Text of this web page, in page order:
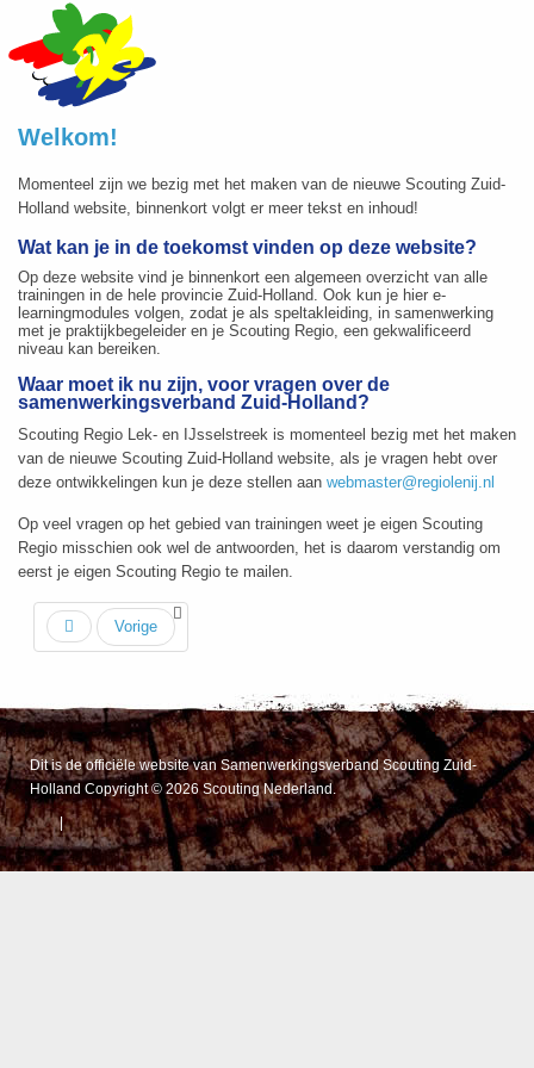
Welkom!
Momenteel zijn we bezig met het maken van de nieuwe Scouting Zuid-
Holland website, binnenkort volgt er meer tekst en inhoud!
Wat kan je in de toekomst vinden op deze website?
Op deze website vind je binnenkort een algemeen overzicht van alle
trainingen in de hele provincie Zuid-Holland. Ook kun je hier e-
learningmodules volgen, zodat je als speltakleiding, in samenwerking
met je praktijkbegeleider en je Scouting Regio, een gekwalificeerd
niveau kan bereiken.
Waar moet ik nu zijn, voor vragen over de
samenwerkingsverband Zuid-Holland?
Scouting Regio Lek- en IJsselstreek is momenteel bezig met het maken
van de nieuwe Scouting Zuid-Holland website, als je vragen hebt over
deze ontwikkelingen kun je deze stellen aan webmaster@regiolenij.nl
Op veel vragen op het gebied van trainingen weet je eigen Scouting
Regio misschien ook wel de antwoorden, het is daarom verstandig om
eerst je eigen Scouting Regio te mailen.
Vorige
Dit is de officiële website van Samenwerkingsverband Scouting Zuid-
Holland Copyright © 2026 Scouting Nederland.
|